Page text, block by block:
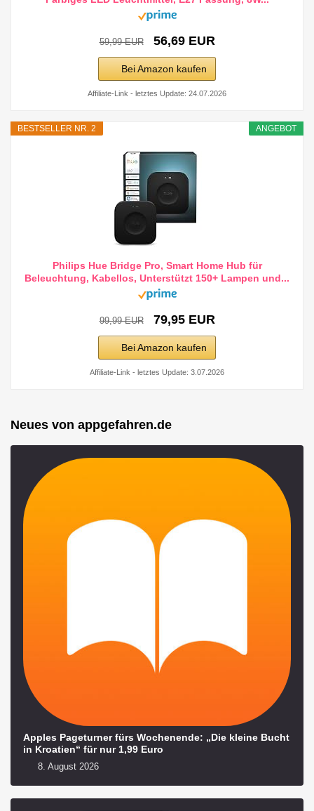
59,99 EUR 56,69 EUR
Bei Amazon kaufen
Affiliate-Link - letztes Update: 24.07.2026
ANGEBOT
BESTSELLER NR. 2
Philips Hue Bridge Pro, Smart Home Hub für
Beleuchtung, Kabellos, Unterstützt 150+ Lampen und...
99,99 EUR 79,95 EUR
Bei Amazon kaufen
Affiliate-Link - letztes Update: 3.07.2026
Neues von appgefahren.de
Apples Pageturner fürs Wochenende: „Die kleine Bucht
in Kroatien“ für nur 1,99 Euro
8. August 2026